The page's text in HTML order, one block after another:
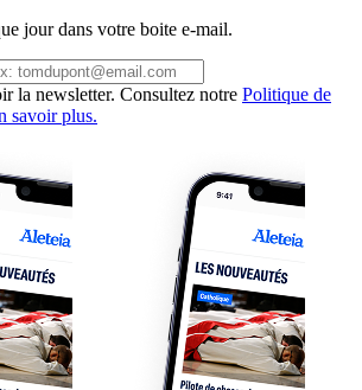
jour dans votre boite e-mail.
la newsletter. Consultez notre Politique de
savoir plus.